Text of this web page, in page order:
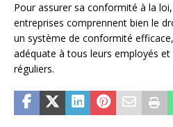
Pour assurer sa conformité à la
entreprises comprennent bien le
un système de conformité
adéquate à tous leurs employés
réguliers.